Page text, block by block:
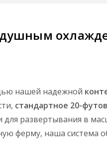
нашей надежной
стандартное 20-
развертывания в
ферму, наша система